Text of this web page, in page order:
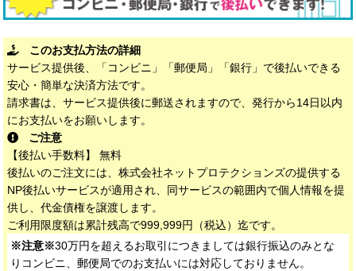
このお支払方法の詳細
サービス提供後、「コンビニ」「郵便局」「銀行」で後払いできる
安心・簡単な決済方法です。
請求書は、サービス提供後に郵送されますので、発行から14日以内
にお支払いをお願いします。
ご注意
【後払い手数料】 無料
後払いのご注文には、株式会社ネットプロテクションズの提供する
NP後払いサービスが適用され、同サービスの範囲内で個人情報を提
供し、代金債権を譲渡します。
ご利用限度額は累計残高で999,999円（税込）迄です。
※注意※30万円を超えるお取引につきましては銀行振込のみとな
りコンビニ、郵便局でのお支払いには対応しておりません。